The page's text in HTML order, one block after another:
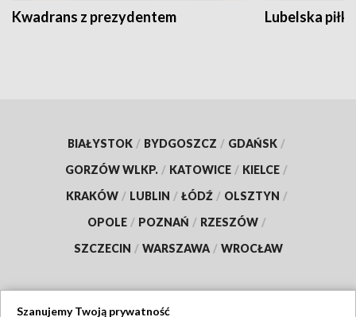
Kwadrans z prezydentem Lubelska piłka
BIAŁYSTOK / BYDGOSZCZ / GDAŃSK /
GORZÓW WLKP. / KATOWICE / KIELCE /
KRAKÓW / LUBLIN / ŁÓDŹ / OLSZTYN /
OPOLE / POZNAŃ / RZESZÓW /
SZCZECIN / WARSZAWA / WROCŁAW
Szanujemy Twoją prywatność